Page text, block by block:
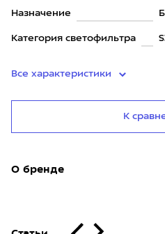
Назначение
Категория светофильтра
Все характеристики
К
О бренде